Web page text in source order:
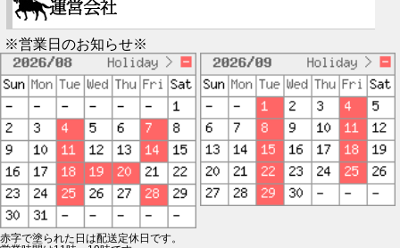
※営業日のお知らせ※
赤字で塗られた日は配送定休日です。